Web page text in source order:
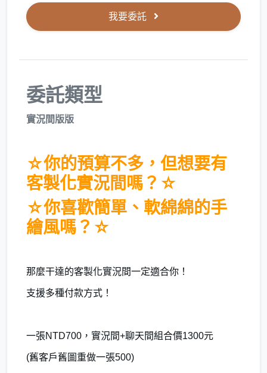
我要委託
委託類型
實況間版版
☆你的預算不多，但想要有
客製化實況間嗎？☆
☆你喜歡簡單、軟綿綿的手
繪風嗎？☆
那麼干達的客製化實況間一定適合你！
支援多種付款方式！
一張NTD700，實況間+聊天間組合價1300元
(舊客戶舊圖重做一張500)